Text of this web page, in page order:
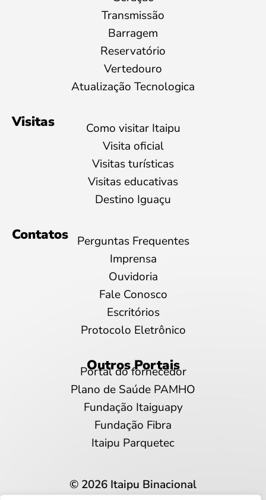
Transmissão
Barragem
Reservatório
Vertedouro
Atualização Tecnologica
Visitas
Como visitar Itaipu
Visita oficial
Visitas turísticas
Visitas educativas
Destino Iguaçu
Contatos
Perguntas Frequentes
Imprensa
Ouvidoria
Fale Conosco
Escritórios
Protocolo Eletrônico
Outros Portais
Portal do fornecedor
Plano de Saúde PAMHO
Fundação Itaiguapy
Fundação Fibra
Itaipu Parquetec
© 2026 Itaipu Binacional